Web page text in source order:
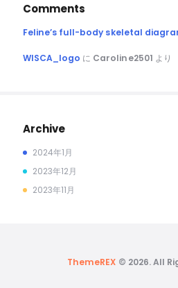
Comments
Feline’s full-body skeletal
WISCA_logo に Caroline2501 より
Archive
2024年1月
2023年12月
2023年11月
ThemeREX © 2026. All